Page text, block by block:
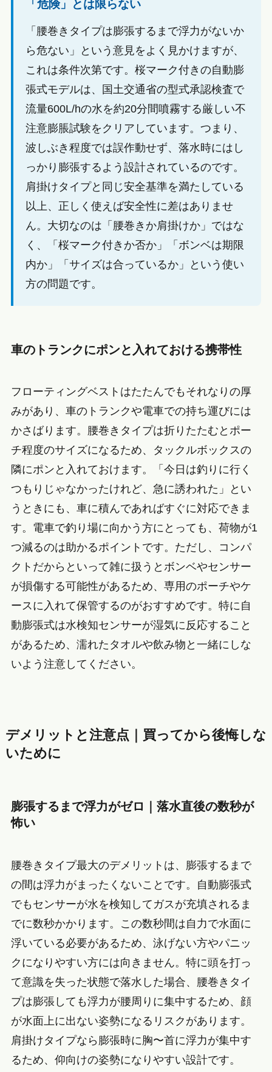
「危険」とは限らない
「腰巻きタイプは膨張するまで浮力がないか
ら危ない」という意見をよく見かけますが、
これは条件次第です。桜マーク付きの自動膨
張式モデルは、国土交通省の型式承認検査で
流量600L/hの水を約20分間噴霧する厳しい不
注意膨脹試験をクリアしています。つまり、
波しぶき程度では誤作動せず、落水時にはし
っかり膨張するよう設計されているのです。
肩掛けタイプと同じ安全基準を満たしている
以上、正しく使えば安全性に差はありませ
ん。大切なのは「腰巻きか肩掛けか」ではな
く、「桜マーク付きか否か」「ボンベは期限
内か」「サイズは合っているか」という使い
方の問題です。
車のトランクにポンと入れておける携帯性
フローティングベストはたたんでもそれなりの厚
みがあり、車のトランクや電車での持ち運びには
かさばります。腰巻きタイプは折りたたむとポー
チ程度のサイズになるため、タックルボックスの
隣にポンと入れておけます。「今日は釣りに行く
つもりじゃなかったけれど、急に誘われた」とい
うときにも、車に積んであればすぐに対応できま
す。電車で釣り場に向かう方にとっても、荷物が1
つ減るのは助かるポイントです。ただし、コンパ
クトだからといって雑に扱うとボンベやセンサー
が損傷する可能性があるため、専用のポーチやケ
ースに入れて保管するのがおすすめです。特に自
動膨張式は水検知センサーが湿気に反応すること
があるため、濡れたタオルや飲み物と一緒にしな
いよう注意してください。
デメリットと注意点｜買ってから後悔しな
いために
膨張するまで浮力がゼロ｜落水直後の数秒が
怖い
腰巻きタイプ最大のデメリットは、膨張するまで
の間は浮力がまったくないことです。自動膨張式
でもセンサーが水を検知してガスが充填されるま
でに数秒かかります。この数秒間は自力で水面に
浮いている必要があるため、泳げない方やパニッ
クになりやすい方には向きません。特に頭を打っ
て意識を失った状態で落水した場合、腰巻きタイ
プは膨張しても浮力が腰周りに集中するため、顔
が水面上に出ない姿勢になるリスクがあります。
肩掛けタイプなら膨張時に胸〜首に浮力が集中す
るため、仰向けの姿勢になりやすい設計です。